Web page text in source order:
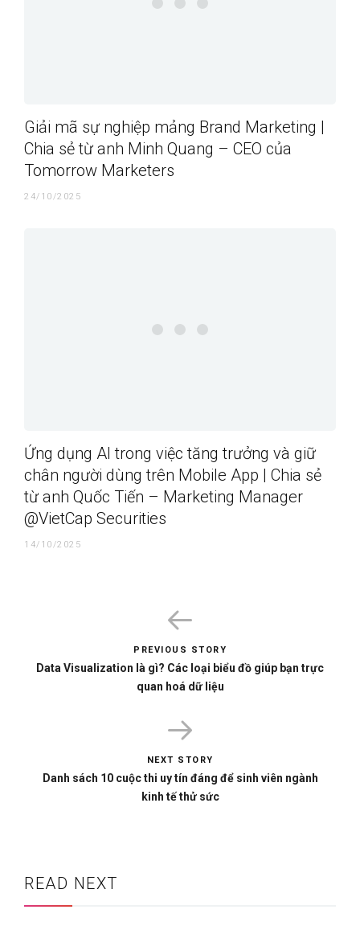
Giải mã sự nghiệp mảng Brand Marketing |
Chia sẻ từ anh Minh Quang – CEO của
Tomorrow Marketers
24/10/2025
Ứng dụng AI trong việc tăng trưởng và giữ
chân người dùng trên Mobile App | Chia sẻ
từ anh Quốc Tiến – Marketing Manager
@VietCap Securities
14/10/2025
PREVIOUS STORY
Data Visualization là gì? Các loại biểu đồ giúp bạn trực
quan hoá dữ liệu
NEXT STORY
Danh sách 10 cuộc thi uy tín đáng để sinh viên ngành
kinh tế thử sức
READ NEXT